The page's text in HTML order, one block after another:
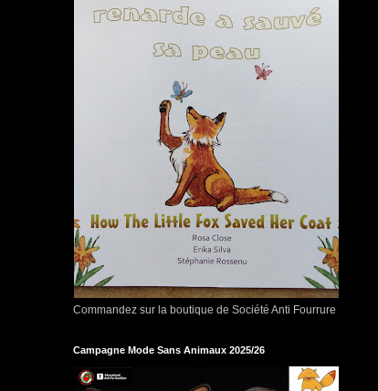
Commandez sur la boutique de Société Anti Fourrure
Campagne Mode Sans Animaux 2025/26